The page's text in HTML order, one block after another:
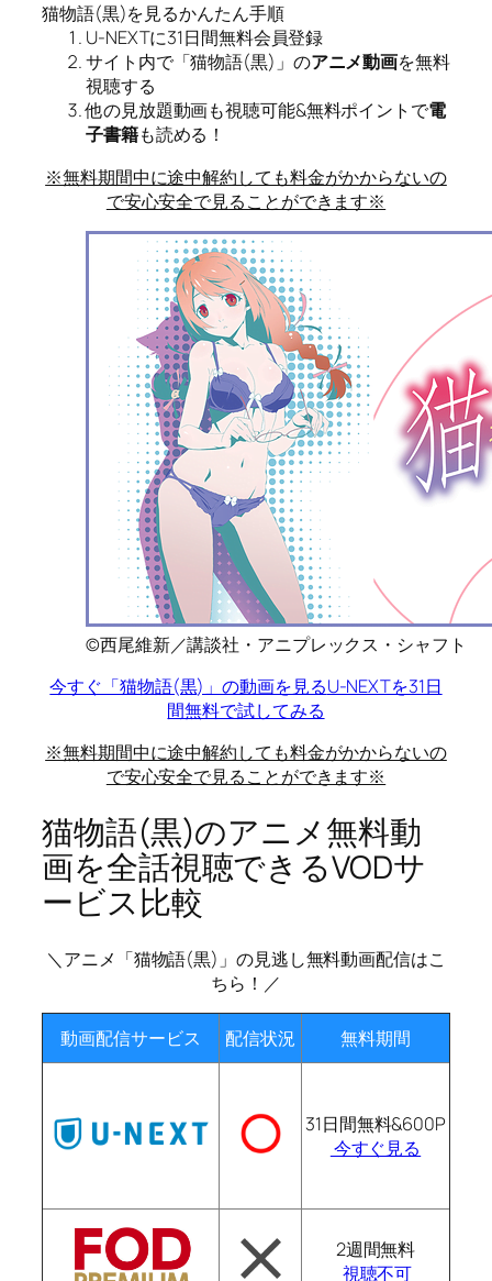
猫物語(黒)を見るかんたん手順
U-NEXTに31日間無料会員登録
サイト内で「猫物語(黒)」のアニメ動画を無料
視聴する
他の見放題動画も視聴可能&無料ポイントで電
子書籍も読める！
※無料期間中に途中解約しても料金がかからないの
で安心安全で見ることができます※
©西尾維新／講談社・アニプレックス・シャフト
今すぐ「猫物語(黒)」の動画を見るU-NEXTを31日
間無料で試してみる
※無料期間中に途中解約しても料金がかからないの
で安心安全で見ることができます※
猫物語(黒)のアニメ無料動
画を全話視聴できるVODサ
ービス比較
＼アニメ「猫物語(黒)」の見逃し無料動画配信はこ
ちら！／
動画配信サービス 配信状況 無料期間
31日間無料&600P
今すぐ見る
2週間無料
視聴不可